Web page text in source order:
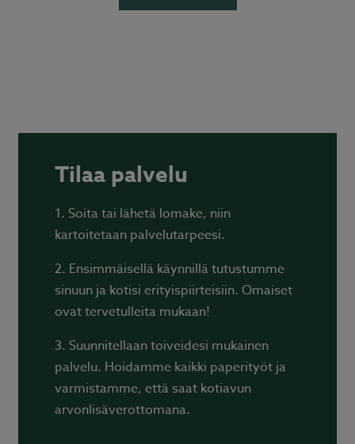
Tilaa palvelu
1. Soita tai lähetä lomake, niin
kartoitetaan palvelutarpeesi.
2. Ensimmäisellä käynnillä tutustumme
sinuun ja kotisi erityispiirteisiin. Omaiset
ovat tervetulleita mukaan!
3. Suunnitellaan toiveidesi mukainen
palvelu. Hoidamme kaikki paperityöt ja
varmistamme, että saat kotiavun
arvonlisäverottomana.